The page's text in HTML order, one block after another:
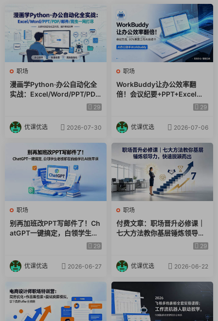
适合人群
– 职场人士：需要提升工作效率、优化办公流程的人。
– 创作者与营销人员：需要创意内容或精准策划方案的从业者。
– 初学者：对AI应用感兴趣但缺乏基础的小白用户。
通过这门课程，你将掌握高效利用AI工具的能力，从繁琐重复的
工作中解放出来，轻松创造更多价值。让AI成为你的职场助手，
职场
漫画学Python·办公自动化全
实战：Excel/Word/PPT/PDF/
29
优课优选 2026-07-30
职场
WorkBuddy让办公效率翻
倍！会议纪要+PPT+Excel一
键生成，80%重复工作AI自动
29
优课优选 2026-07-06
职场
别再加班改PPT写邮件了！Ch
atGPT一键搞定，白领学生老
29
优课优选 2026-06-27
职场
付费文章：职场晋升必修课｜
七大方法教你基层锤炼领导
29
优课优选 2026-06-22